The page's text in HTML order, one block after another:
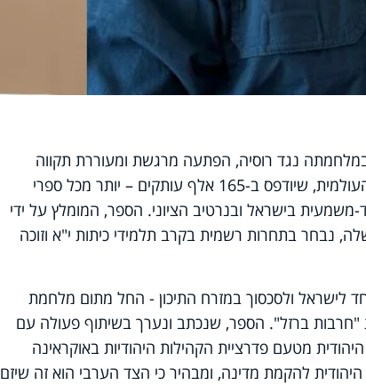
נגד רוסיה, הפתעה מרגשת ומעוררת תקווה
מגיעה דווקא מקייב: ספר לימוד חדש בהיסטוריה העולמית, שיודפס ב-165 אלף עותקים – יותר מכל ספרי
משמעית בישראל ובנרטיב הציוני. הספר, המומלץ על ידי
נבחר בתחרות רשמית בקרב תלמידי כיתות י"א וזוכה
באופן מיוחד לישראל ולסכסוך במזרח התיכון - החל מתום מלחמת
של מלחמת "חרבות ברזל". הספר, שנכתב ונערך בשיתוף פעולה עם
מטעם פדרציית הקהילות היהודיות באוקראינה
להקמת מדינה, ומבהיר כי הצד הערבי הוא זה שיזם